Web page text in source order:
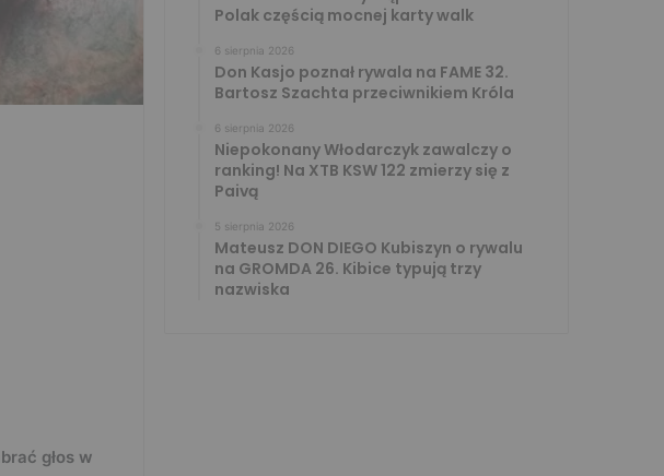
głos w
Polak częścią mocnej karty walk
6 sierpnia 2026
Don Kasjo poznał rywala na FAME 32.
Bartosz Szachta przeciwnikiem Króla
6 sierpnia 2026
Niepokonany Włodarczyk zawalczy o
ranking! Na XTB KSW 122 zmierzy się z
Paivą
5 sierpnia 2026
Mateusz DON DIEGO Kubiszyn o rywalu
na GROMDA 26. Kibice typują trzy
nazwiska